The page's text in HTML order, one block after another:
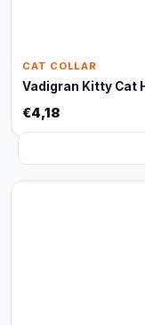
CAT COLLAR
Vadigran Kitty Cat
€4,18